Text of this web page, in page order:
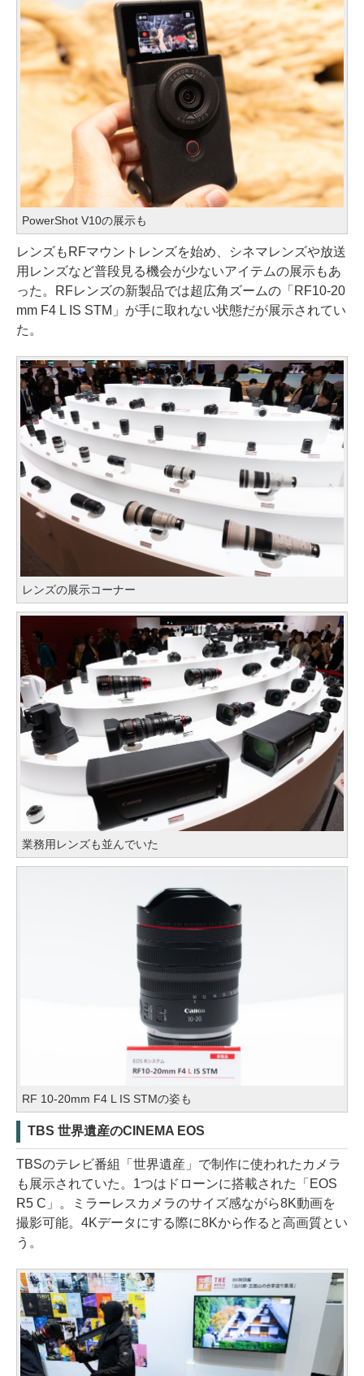
PowerShot V10の展示も
レンズもRFマウントレンズを始め、シネマレンズや放送
用レンズなど普段見る機会が少ないアイテムの展示もあ
った。RFレンズの新製品では超広角ズームの「RF10-20
mm F4 L IS STM」が手に取れない状態だが展示されてい
た。
レンズの展示コーナー
業務用レンズも並んでいた
RF 10-20mm F4 L IS STMの姿も
TBS 世界遺産のCINEMA EOS
TBSのテレビ番組「世界遺産」で制作に使われたカメラ
も展示されていた。1つはドローンに搭載された「EOS
R5 C」。ミラーレスカメラのサイズ感ながら8K動画を
撮影可能。4Kデータにする際に8Kから作ると高画質とい
う。